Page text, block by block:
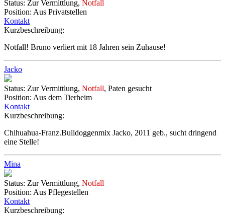
Status: Zur Vermittlung, Notfall
Position: Aus Privatstellen
Kontakt
Kurzbeschreibung:
Notfall! Bruno verliert mit 18 Jahren sein Zuhause!
Jacko
Status: Zur Vermittlung, Notfall, Paten gesucht
Position: Aus dem Tierheim
Kontakt
Kurzbeschreibung:
Chihuahua-Franz.Bulldoggenmix Jacko, 2011 geb., sucht dringend
eine Stelle!
Mina
Status: Zur Vermittlung, Notfall
Position: Aus Pflegestellen
Kontakt
Kurzbeschreibung: